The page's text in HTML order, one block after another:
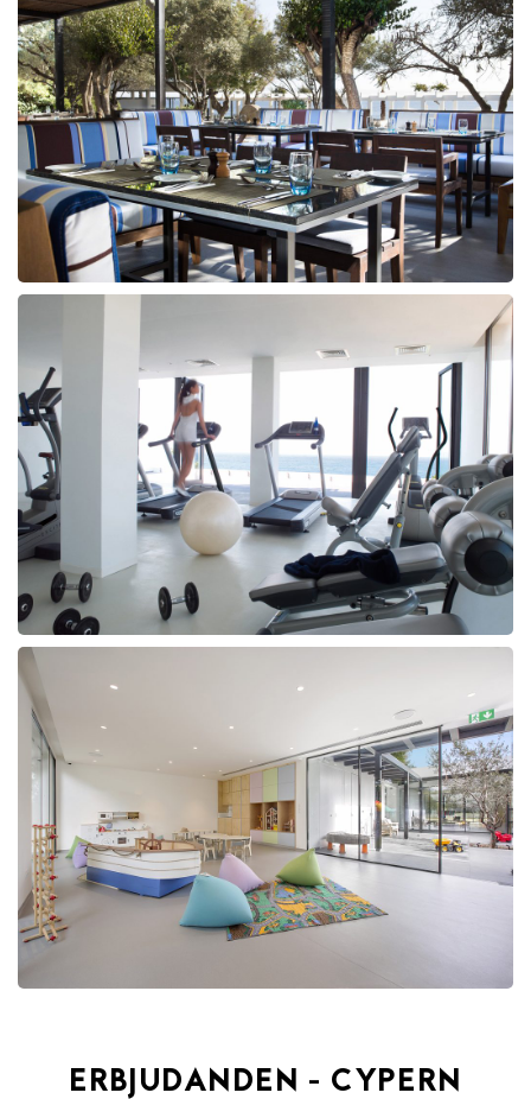
ERBJUDANDEN - CYPERN